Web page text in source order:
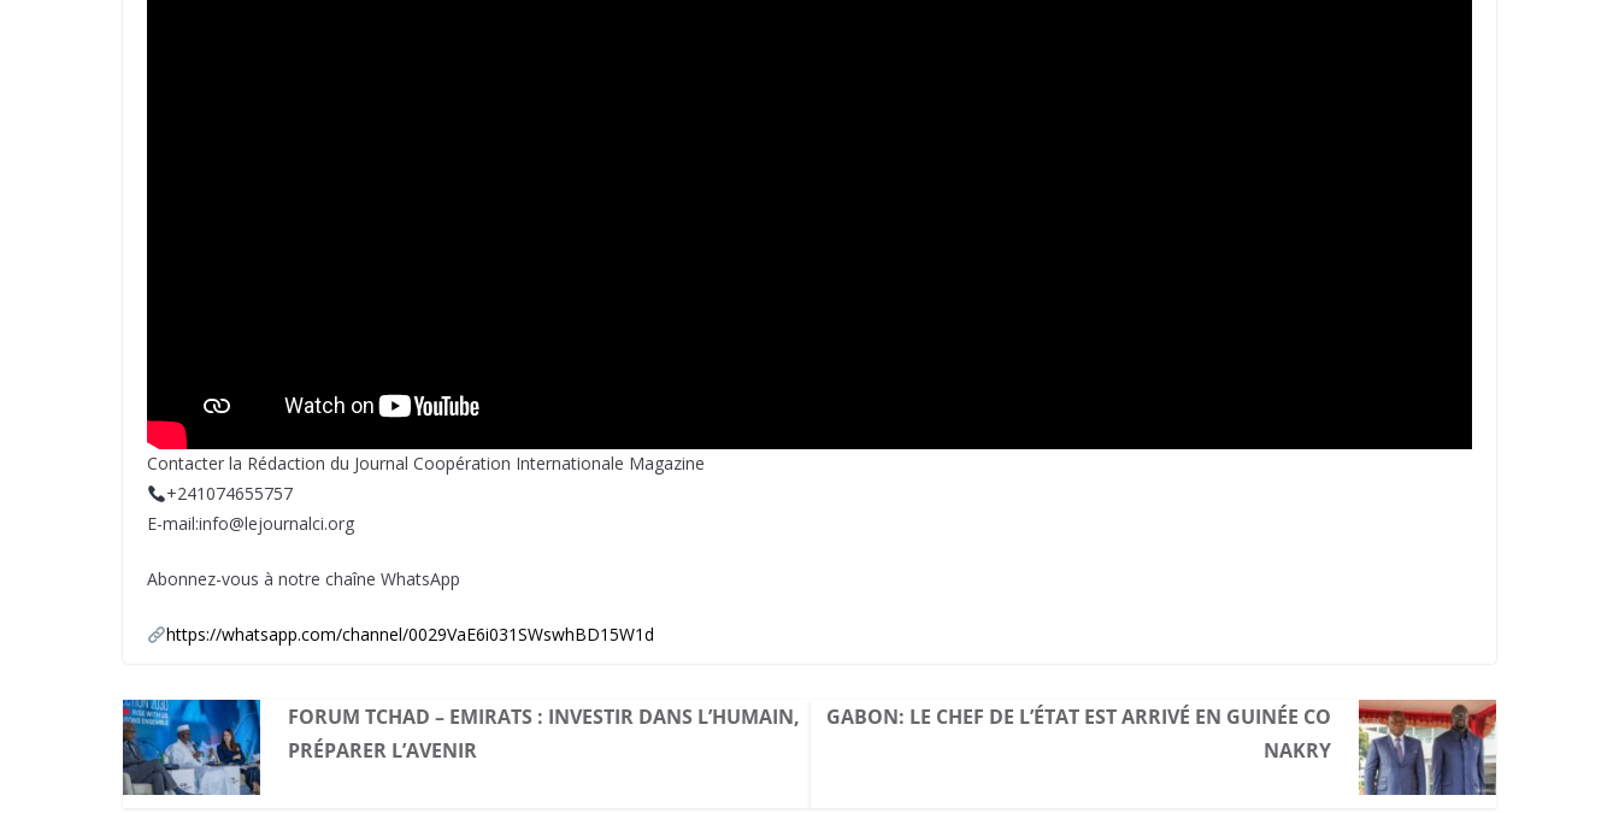
Contacter la Rédaction du Journal Coopération Internationale Magazine
+241074655757
E-mail:info@lejournalci.org
Abonnez-vous à notre chaîne WhatsApp
https://whatsapp.com/channel/0029VaE6i031SWswhBD15W1d
FORUM TCHAD – EMIRATS : INVESTIR DANS L’HUMAIN,
PRÉPARER L’AVENIR
GABON: LE CHEF DE L’ÉTAT EST ARRIVÉ EN GUINÉE CO
NAKRY